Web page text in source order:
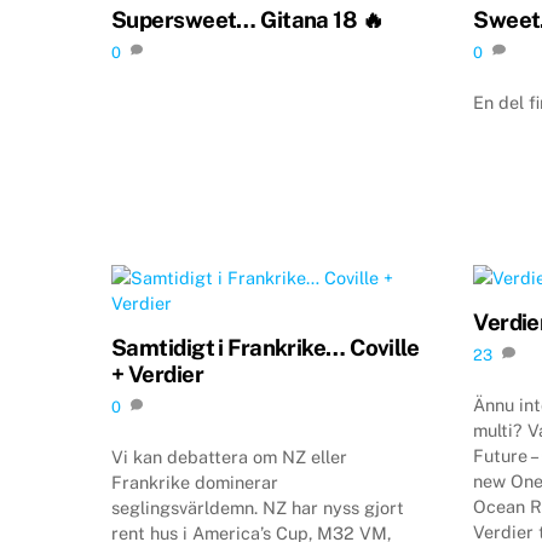
Supersweet… Gitana 18 🔥
0 0
En del
Samtidigt i Frankrike… Coville
+ Verdier
0
Vi kan debattera om NZ eller
Frankrike dominerar
seglingsvärldemn. NZ har nyss gjort
rent hus i America’s Cup, M32 VM,
23
Ännu
multi?
Future
new
Ocean
Verdier